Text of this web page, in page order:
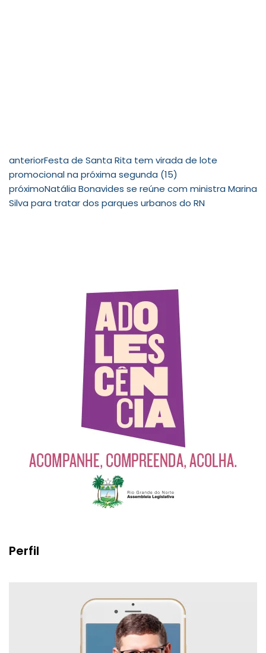
anteriorFesta de Santa Rita tem virada de lote
promocional na próxima segunda (15)
próximoNatália Bonavides se reúne com ministra Marina
Silva para tratar dos parques urbanos do RN
Perfil